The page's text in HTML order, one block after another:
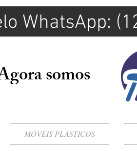
somos
MÓVEIS PLÁSTICOS
WhatsApp: